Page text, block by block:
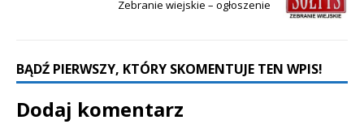
Zebranie wiejskie – ogłoszenie
BĄDŹ PIERWSZY, KTÓRY SKOMENTUJE TEN WPIS!
Dodaj komentarz